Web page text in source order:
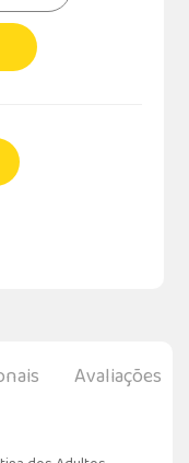
Avaliações